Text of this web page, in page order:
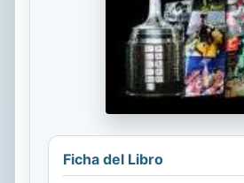
Ficha del Libro